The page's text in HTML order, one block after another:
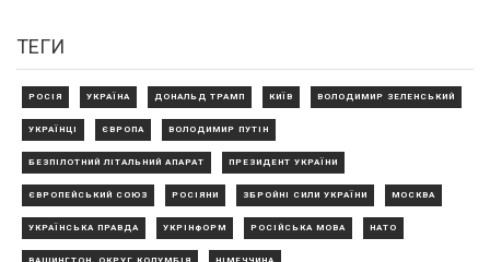
ТЕГИ
РОСІЯ УКРАЇНА ДОНАЛЬД ТРАМП КИЇВ ВОЛОДИМИР ЗЕЛЕНСЬКИЙ
УКРАЇНЦІ ЄВРОПА ВОЛОДИМИР ПУТІН
БЕЗПІЛОТНИЙ ЛІТАЛЬНИЙ АПАРАТ ПРЕЗИДЕНТ УКРАЇНИ
ЄВРОПЕЙСЬКИЙ СОЮЗ РОСІЯНИ ЗБРОЙНІ СИЛИ УКРАЇНИ МОСКВА
УКРАЇНСЬКА ПРАВДА УКРІНФОРМ РОСІЙСЬКА МОВА НАТО